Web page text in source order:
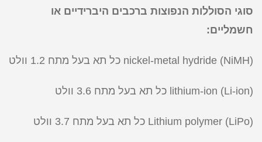
סוגי הסוללות הנפוצות ברכבים היברידיים או
חשמליים:
nickel-metal hydride (NiMH) כל תא בעל מתח 1.2 וולט
lithium-ion (Li-ion) כל תא בעל מתח 3.6 וולט
Lithium polymer (LiPo) כל תא בעל מתח 3.7 וולט